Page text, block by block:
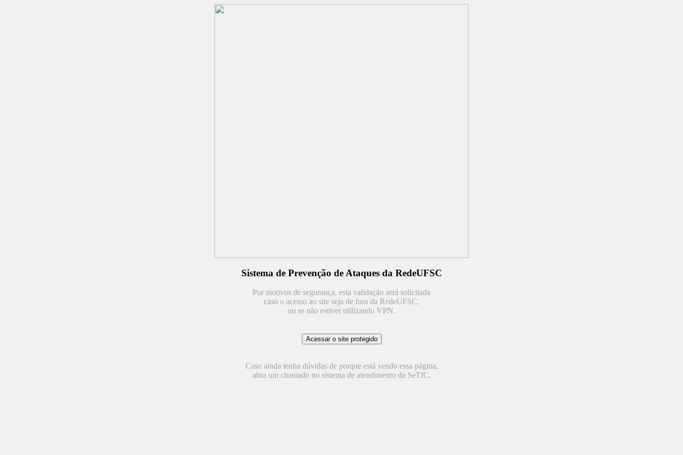
Sistema de Prevenção de Ataques da RedeUFSC
Por motivos de segurança, esta validação será solicitada
caso o acesso ao site seja de fora da RedeUFSC,
ou se não estiver utilizando VPN.
Caso ainda tenha dúvidas de porque está vendo essa página,
abra um chamado no sistema de atendimento da SeTIC.